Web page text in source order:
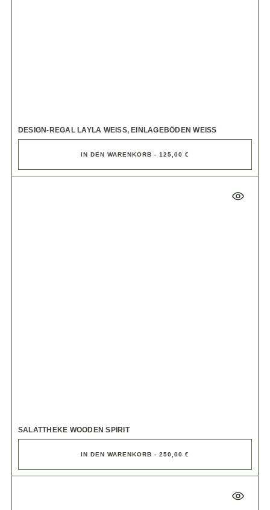
DESIGN-REGAL LAYLA WEISS, EINLAGEBÖDEN WEISS
IN DEN WARENKORB - 125,00 €
SALATTHEKE WOODEN SPIRIT
IN DEN WARENKORB - 250,00 €